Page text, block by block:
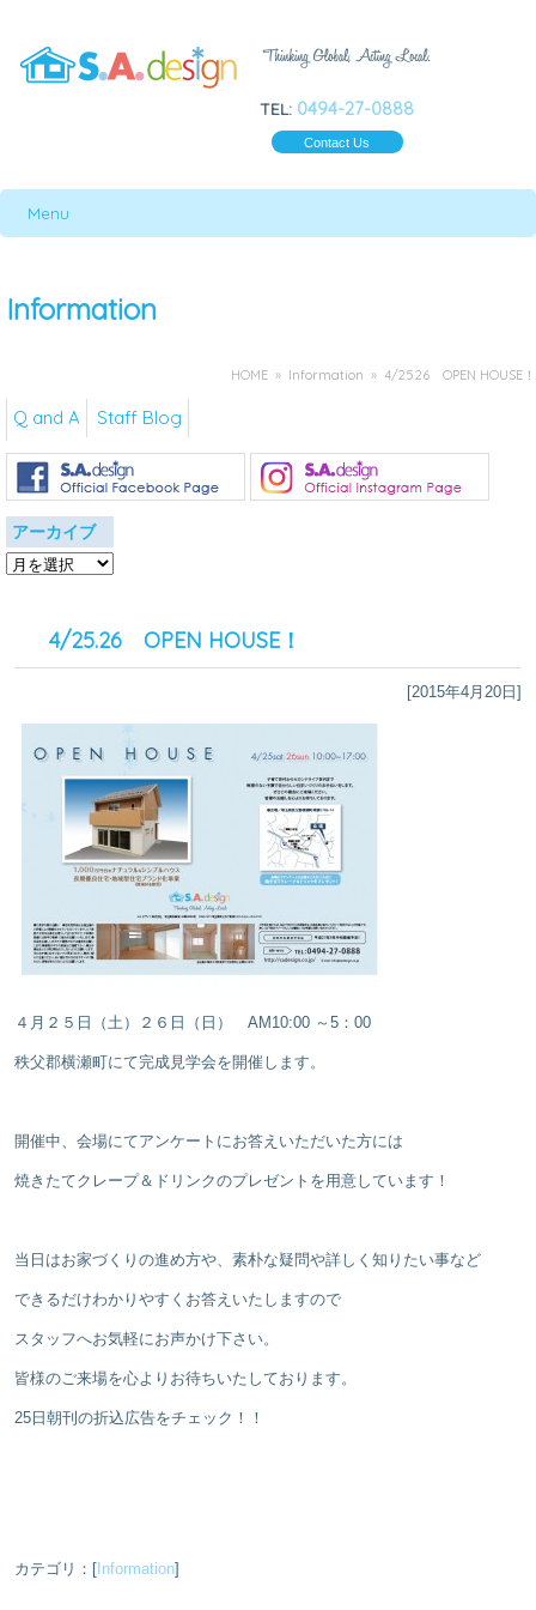
TEL: 0494-27-0888
Contact Us
Menu
Information
HOME » Information » 4/25.26 OPEN HOUSE！
Q and A Staff Blog
アーカイブ
ア
4/25.26 OPEN HOUSE！
[2015年4月20日]
４月２５日（土）２６日（日） AM10:00 ～5：00
秩父郡横瀬町にて完成見学会を開催します。
開催中、会場にてアンケートにお答えいただいた方には
焼きたてクレープ＆ドリンクのプレゼントを用意しています！
当日はお家づくりの進め方や、素朴な疑問や詳しく知りたい事など
できるだけわかりやすくお答えいたしますので
スタッフへお気軽にお声かけ下さい。
皆様のご来場を心よりお待ちいたしております。
25日朝刊の折込広告をチェック！！
カテゴリ：[Information]